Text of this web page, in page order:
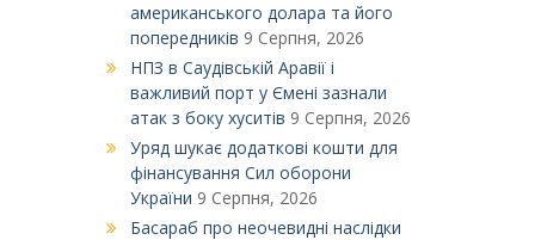
американського долара та його
попередників 9 Серпня, 2026
НПЗ в Саудівській Аравії і
важливий порт у Ємені зазнали
атак з боку хуситів 9 Серпня, 2026
Уряд шукає додаткові кошти для
фінансування Сил оборони
України 9 Серпня, 2026
Басараб про неочевидні наслідки